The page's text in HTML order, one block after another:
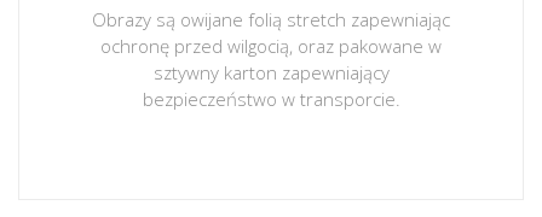
Obrazy są owijane folią stretch zapewniając
ochronę przed wilgocią, oraz pakowane w
sztywny karton zapewniający
bezpieczeństwo w transporcie.